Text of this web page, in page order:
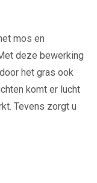
mos en
deze bewerking
het gras ook
komt er lucht
Tevens zorgt u